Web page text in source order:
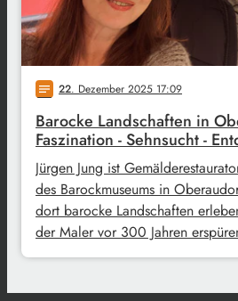
notes 22. Dezember 2025 17:09
Barocke Landschaften in
Faszination - Sehnsucht -
Jürgen Jung ist
des Barockmuseums in
dort barocke Landschaften
der Maler vor 300 Jahren